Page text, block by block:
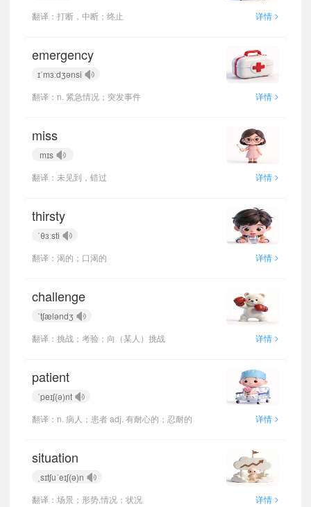
翻译：打断，中断；终止
详情 >
emergency
ɪˈmɜːdʒənsi
翻译：n. 紧急情况；突发事件
详情 >
miss
mɪs
翻译：未见到，错过
详情 >
thirsty
ˈθɜːsti
翻译：渴的；口渴的
详情 >
challenge
ˈtʃæləndʒ
翻译：挑战；考验；向（某人）挑战
详情 >
patient
ˈpeɪʃ(ə)nt
翻译：n. 病人；患者 adj. 有耐心的；忍耐的
详情 >
situation
ˌsɪtʃuˈeɪʃ(ə)n
翻译：场景；形势,情况；状况
详情 >